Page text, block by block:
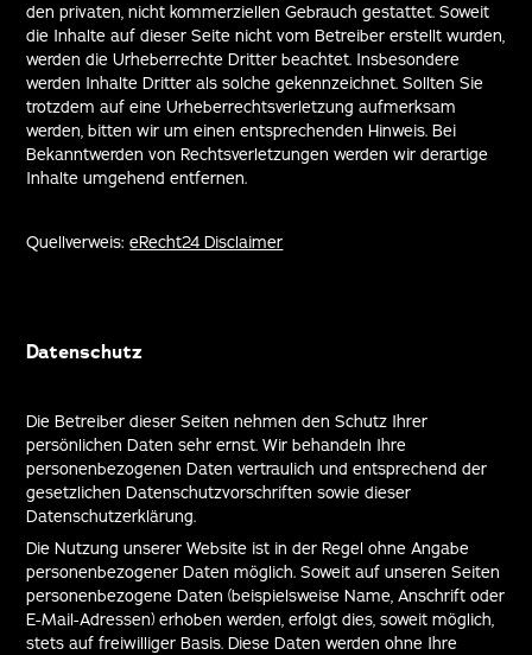
den privaten, nicht kommerziellen Gebrauch gestattet. Soweit
die Inhalte auf dieser Seite nicht vom Betreiber erstellt wurden,
werden die Urheberrechte Dritter beachtet. Insbesondere
werden Inhalte Dritter als solche gekennzeichnet. Sollten Sie
trotzdem auf eine Urheberrechtsverletzung aufmerksam
werden, bitten wir um einen entsprechenden Hinweis. Bei
Bekanntwerden von Rechtsverletzungen werden wir derartige
Inhalte umgehend entfernen.
Quellverweis:eRecht24 Disclaimer
Datenschutz
Die Betreiber dieser Seiten nehmen den Schutz Ihrer
persönlichen Daten sehr ernst. Wir behandeln Ihre
personenbezogenen Daten vertraulich und entsprechend der
gesetzlichen Datenschutzvorschriften sowie dieser
Datenschutzerklärung.
Die Nutzung unserer Website ist in der Regel ohne Angabe
personenbezogener Daten möglich. Soweit auf unseren Seiten
personenbezogene Daten (beispielsweise Name, Anschrift oder
E-Mail-Adressen) erhoben werden, erfolgt dies, soweit möglich,
stets auf freiwilliger Basis. Diese Daten werden ohne Ihre